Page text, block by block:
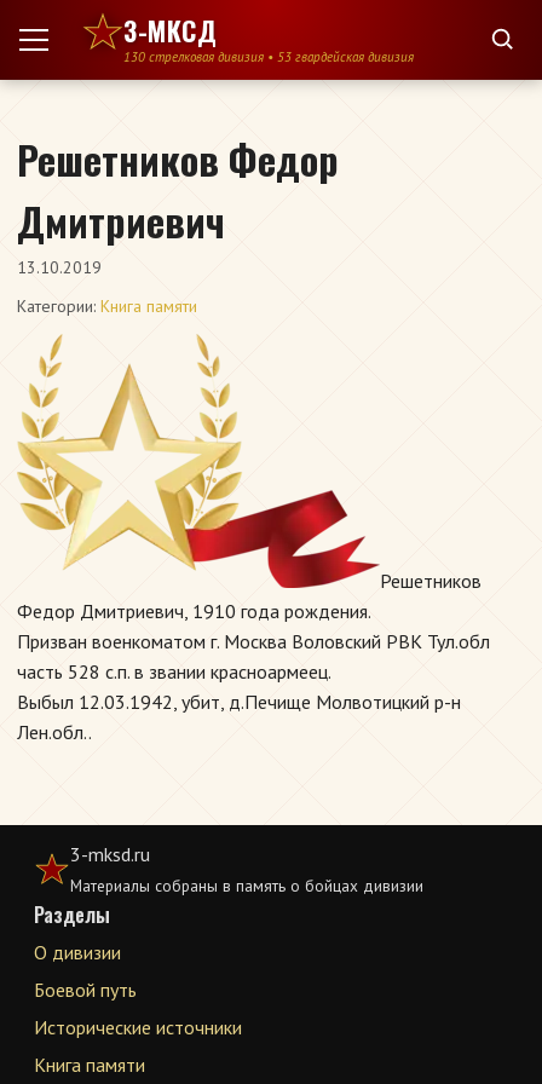
Перейти к содержимому
3-МКСД
130 стрелковая дивизия • 53 гвардейская дивизия
Решетников Федор
Дмитриевич
13.10.2019
Категории: Книга памяти
Решетников
Федор Дмитриевич, 1910 года рождения.
Призван военкоматом г. Москва Воловский РВК Тул.обл
часть 528 с.п. в звании красноармеец.
Выбыл 12.03.1942, убит, д.Печище Молвотицкий р-н
Лен.обл..
3-mksd.ru
Материалы собраны в память о бойцах дивизии
Разделы
О дивизии
Боевой путь
Исторические источники
Книга памяти